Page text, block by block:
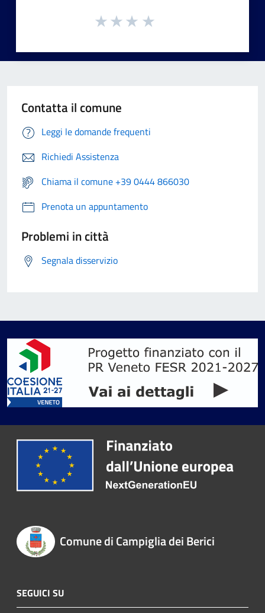
Contatta il comune
Leggi le domande frequenti
Richiedi Assistenza
Chiama il comune +39 0444 866030
Prenota un appuntamento
Problemi in città
Segnala disservizio
Comune di Campiglia dei Berici
SEGUICI SU